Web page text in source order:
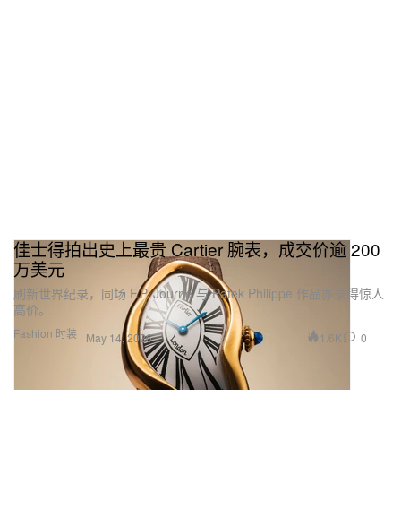
Fashion 时装
佳士得拍出史上最贵 Cartier 腕表，成交价逾 200
万美元
刷新世界纪录，同场 F.P. Journe 与 Patek Philippe 作品亦录得惊人
高价。
May 14, 2026 1.6K 0